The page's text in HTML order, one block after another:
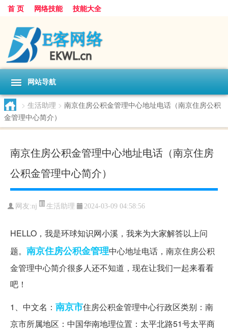
首 页 网络技能 技能大全
网站导航
> 生活助理 > 南京住房公积金管理中心地址电话（南京住房公积
金管理中心简介）
南京住房公积金管理中心地址电话（南京住房
公积金管理中心简介）
网友:nj 生活助理 2024-03-09 04:58:56
HELLO，我是环球知识网小溪，我来为大家解答以上问
题。 南京住房公积金管理中心地址电话，南京住房公积
金管理中心简介很多人还不知道，现在让我们一起来看看
吧！
1、中文名： 南京市住房公积金管理中心行政区类别：南
京市所属地区：中国华南地理位置：太平北路51号太平商